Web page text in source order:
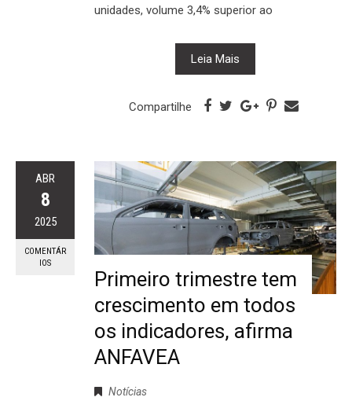
unidades, volume 3,4% superior ao
Leia Mais
Compartilhe
ABR
8
2025
COMENTÁR
IOS
Primeiro trimestre tem
crescimento em todos
os indicadores, afirma
ANFAVEA
Notícias